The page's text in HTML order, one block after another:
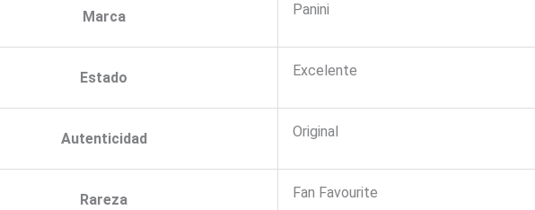
Marca Panini
Estado Excelente
Autenticidad Original
Rareza Fan Favourite